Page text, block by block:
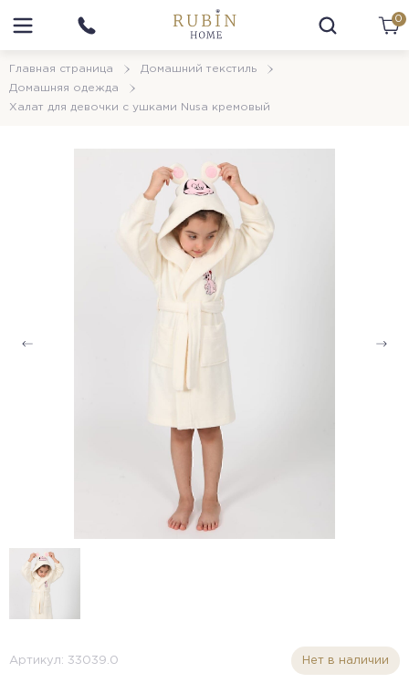
0
Главная страница
Домашний текстиль
Домашняя одежда
Халат для девочки с ушками Nusa кремовый
Артикул: 33039.0 Нет в наличии